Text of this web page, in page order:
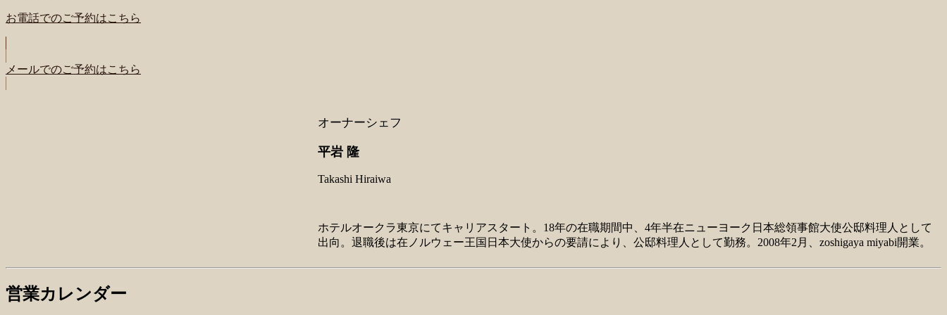
お電話でのご予約はこちら
メールでのご予約はこちら
オーナーシェフ
平岩 隆
Takashi Hiraiwa
ホテルオークラ東京にてキャリアスタート。18年の在職期間中、4年半在ニューヨーク日本総領事館大使公邸料理人として
出向。退職後は在ノルウェー王国日本大使からの要請により、公邸料理人として勤務。2008年2月、zoshigaya miyabi開業。
営業カレンダー